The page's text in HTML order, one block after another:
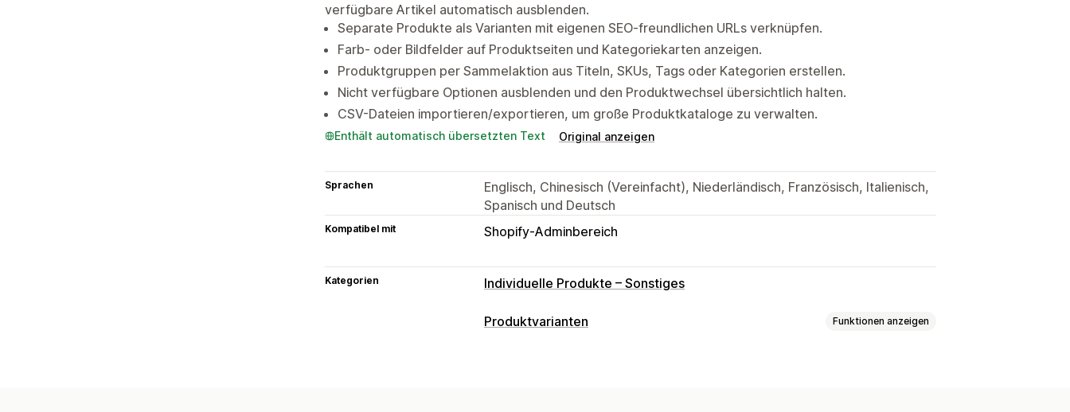
verfügbare Artikel automatisch ausblenden.
Separate Produkte als Varianten mit eigenen SEO-freundlichen URLs verknüpfen.
Farb- oder Bildfelder auf Produktseiten und Kategoriekarten anzeigen.
Produktgruppen per Sammelaktion aus Titeln, SKUs, Tags oder Kategorien erstellen.
Nicht verfügbare Optionen ausblenden und den Produktwechsel übersichtlich halten.
CSV-Dateien importieren/exportieren, um große Produktkataloge zu verwalten.
Enthält automatisch übersetzten Text Original anzeigen
Sprachen
Englisch, Chinesisch (Vereinfacht), Niederländisch, Französisch, Italienisch,
Spanisch und Deutsch
Kompatibel mit Shopify-Adminbereich
Kategorien Individuelle Produkte – Sonstiges
Produktvarianten Funktionen anzeigen